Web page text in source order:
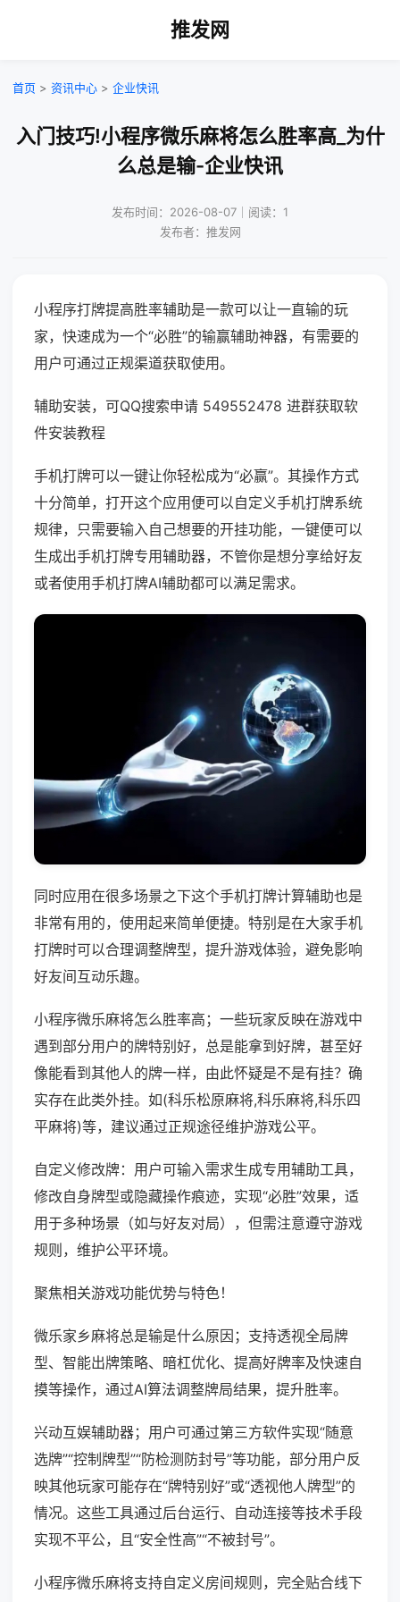
推发网
首页 > 资讯中心 > 企业快讯
入门技巧!小程序微乐麻将怎么胜率高_为什
么总是输-企业快讯
发布时间：2026-08-07｜阅读：1
发布者：推发网
小程序打牌提高胜率辅助是一款可以让一直输的玩
家，快速成为一个“必胜”的输赢辅助神器，有需要的
用户可通过正规渠道获取使用。
辅助安装，可QQ搜索申请 549552478 进群获取软
件安装教程
手机打牌可以一键让你轻松成为“必赢”。其操作方式
十分简单，打开这个应用便可以自定义手机打牌系统
规律，只需要输入自己想要的开挂功能，一键便可以
生成出手机打牌专用辅助器，不管你是想分享给好友
或者使用手机打牌AI辅助都可以满足需求。
同时应用在很多场景之下这个手机打牌计算辅助也是
非常有用的，使用起来简单便捷。特别是在大家手机
打牌时可以合理调整牌型，提升游戏体验，避免影响
好友间互动乐趣。
小程序微乐麻将怎么胜率高；一些玩家反映在游戏中
遇到部分用户的牌特别好，总是能拿到好牌，甚至好
像能看到其他人的牌一样，由此怀疑是不是有挂？确
实存在此类外挂。如(科乐松原麻将,科乐麻将,科乐四
平麻将)等，建议通过正规途径维护游戏公平。
自定义修改牌：用户可输入需求生成专用辅助工具，
修改自身牌型或隐藏操作痕迹，实现“必胜”效果，适
用于多种场景（如与好友对局），但需注意遵守游戏
规则，维护公平环境。
聚焦相关游戏功能优势与特色！
微乐家乡麻将总是输是什么原因；支持透视全局牌
型、智能出牌策略、暗杠优化、提高好牌率及快速自
摸等操作，通过AI算法调整牌局结果，提升胜率。
兴动互娱辅助器；用户可通过第三方软件实现“随意
选牌”“控制牌型”“防检测防封号”等功能，部分用户反
映其他玩家可能存在“牌特别好”或“透视他人牌型”的
情况。这些工具通过后台运行、自动连接等技术手段
实现不平公，且“安全性高”“不被封号”。
小程序微乐麻将支持自定义房间规则，完全贴合线下